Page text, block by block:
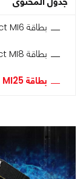
بطاقة Radeon Instinct MI6
بطاقة Radeon Instinct MI8
بطاقة Radeon Instinct MI25